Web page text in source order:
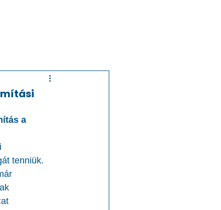
a
tenniük.